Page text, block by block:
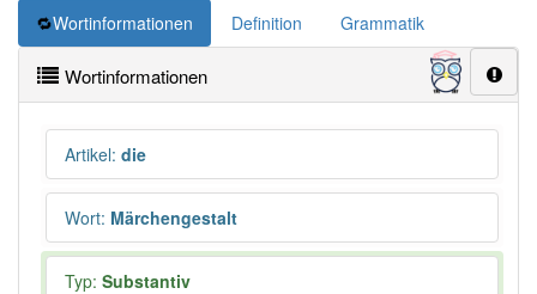
Wortinformationen Definition Grammatik
Wortinformationen
Artikel: die
Wort: Märchengestalt
Typ: Substantiv